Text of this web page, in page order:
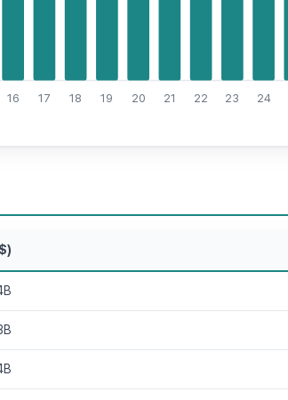
16 17 18 19 20 21 22 23 24